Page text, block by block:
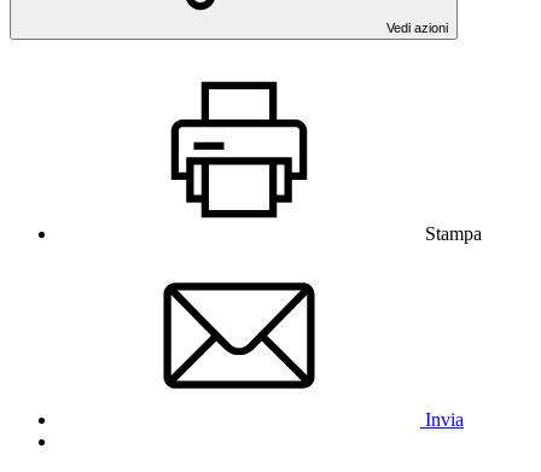
Vedi azioni
Stampa
Invia